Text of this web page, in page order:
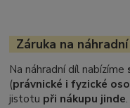
Záruka na
Na náhradní díl nabízíme
(právnické i fyzické
jistotu při nákupu jinde.